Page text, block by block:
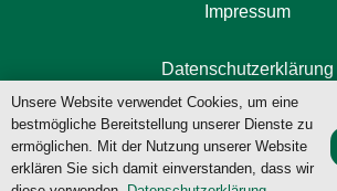
Impressum
Datenschutzerklärung
Kontakt
Login
Intern
Unsere Website verwendet Cookies, um eine
bestmögliche Bereitstellung unserer Dienste zu
ermöglichen. Mit der Nutzung unserer Website
erklären Sie sich damit einverstanden, dass wir